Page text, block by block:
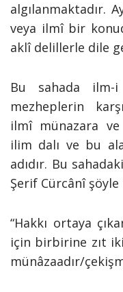
algılanmaktadır.
veya ilmî bir
aklî delillerle dile
Bu sahada ilm-i
mezheplerin
ilmî münazara ve
ilim dalı ve bu
adıdır. Bu
Şerif Cürcânî
“Hakkı ortaya
için birbirine zıt
münâzaadır/